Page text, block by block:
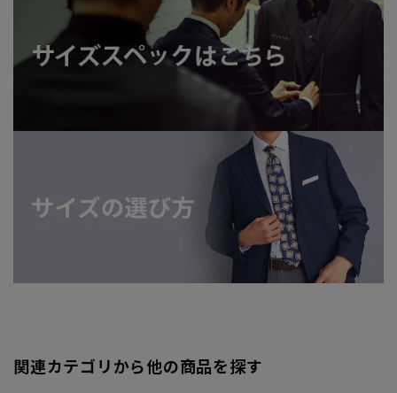
関連カテゴリから他の商品を探す